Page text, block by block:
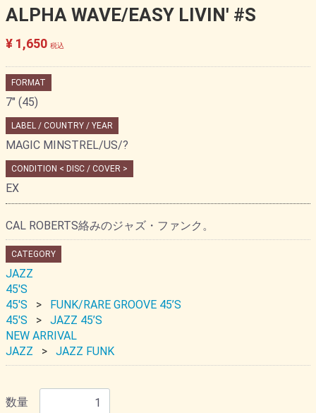
ALPHA WAVE/EASY LIVIN' #S
¥ 1,650 税込
FORMAT
7" (45)
LABEL / COUNTRY / YEAR
MAGIC MINSTREL/US/?
CONDITION < DISC / COVER >
EX
CAL ROBERTS絡みのジャズ・ファンク。
CATEGORY
JAZZ
45'S
45'S
FUNK/RARE GROOVE 45’S
45'S
JAZZ 45’S
NEW ARRIVAL
JAZZ
JAZZ FUNK
数量